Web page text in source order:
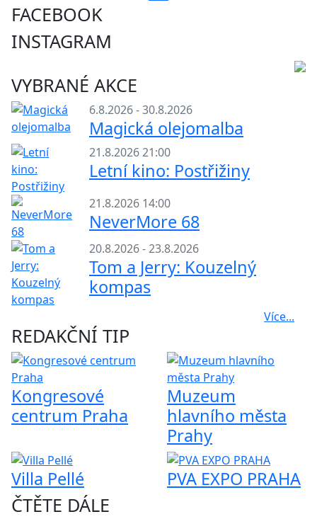
FACEBOOK
INSTAGRAM
VYBRANÉ AKCE
6.8.2026 - 30.8.2026
Magická olejomalba
21.8.2026 21:00
Letní kino: Postřižiny
21.8.2026 14:00
NeverMore 68
20.8.2026 - 23.8.2026
Tom a Jerry: Kouzelný
kompas
Více...
REDAKČNÍ TIP
Kongresové
centrum Praha
Muzeum
hlavního města
Prahy
Villa Pellé
PVA EXPO PRAHA
ČTĚTE DÁLE